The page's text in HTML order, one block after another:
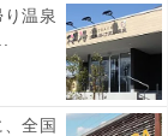
温泉
、全国